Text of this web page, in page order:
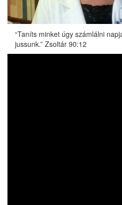
“Taníts minket úgy számlálni
jussunk.” Zsoltár 90:12